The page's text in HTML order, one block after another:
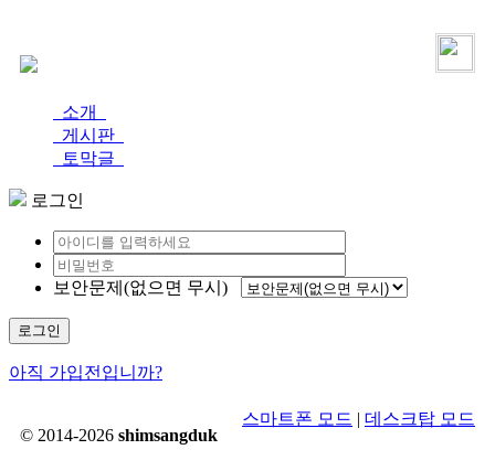
소개
게시판
토막글
로그인
보안문제(없으면 무시)
로그인
아직 가입전입니까?
© 2014-2026 shimsangduk
스마트폰 모드 | 데스크탑 모드